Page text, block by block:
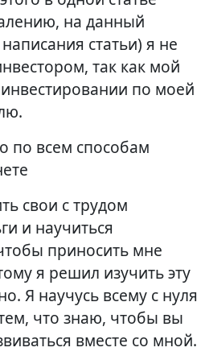
на данный
статьи) я не
так как мой
по моей
по всем способам
свои с трудом
и научиться
приносить мне
я решил изучить эту
Я научусь всему с нуля
что знаю, чтобы вы
вместе со мной.